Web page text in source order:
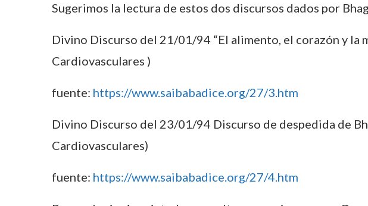
Sugerimos la lectura de estos dos discursos dados por
Divino Discurso del 21/01/94 “El alimento, el corazón y la
Cardiovasculares )
fuente: https://www.saibabadice.org/27/3.htm
Divino Discurso del 23/01/94 Discurso de despedida de
Cardiovasculares)
fuente: https://www.saibabadice.org/27/4.htm